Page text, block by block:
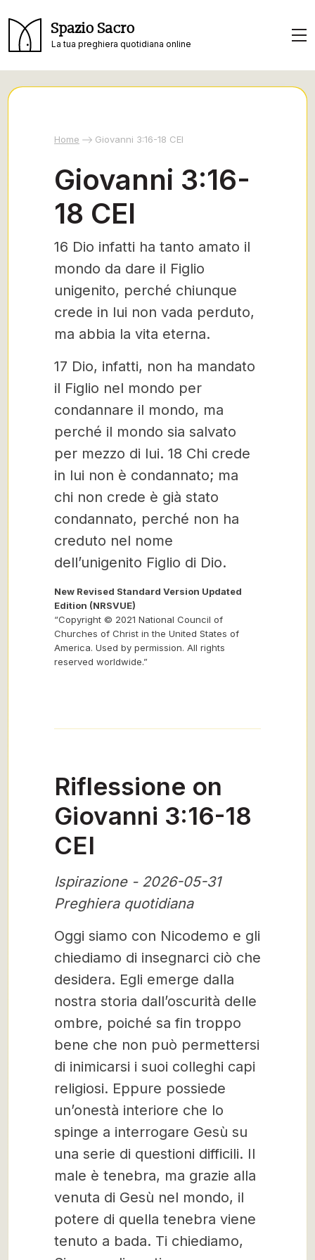
Spazio Sacro
La tua preghiera quotidiana online
Home Giovanni 3:16-18 CEI
Giovanni 3:16-
18 CEI
16 Dio infatti ha tanto amato il
mondo da dare il Figlio
unigenito, perché chiunque
crede in lui non vada perduto,
ma abbia la vita eterna.
17 Dio, infatti, non ha mandato
il Figlio nel mondo per
condannare il mondo, ma
perché il mondo sia salvato
per mezzo di lui. 18 Chi crede
in lui non è condannato; ma
chi non crede è già stato
condannato, perché non ha
creduto nel nome
dell’unigenito Figlio di Dio.
New Revised Standard Version Updated
Edition (NRSVUE)
“Copyright © 2021 National Council of
Churches of Christ in the United States of
America. Used by permission. All rights
reserved worldwide.”
Riflessione on
Giovanni 3:16-18
CEI
Ispirazione - 2026-05-31
Preghiera quotidiana
Oggi siamo con Nicodemo e gli
chiediamo di insegnarci ciò che
desidera. Egli emerge dalla
nostra storia dall’oscurità delle
ombre, poiché sa fin troppo
bene che non può permettersi
di inimicarsi i suoi colleghi capi
religiosi. Eppure possiede
un’onestà interiore che lo
spinge a interrogare Gesù su
una serie di questioni difficili. Il
male è tenebra, ma grazie alla
venuta di Gesù nel mondo, il
potere di quella tenebra viene
tenuto a bada. Ti chiediamo,